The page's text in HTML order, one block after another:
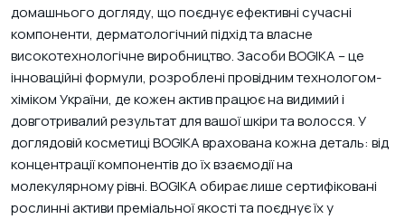
домашнього догляду, що поєднує ефективні сучасні
компоненти, дерматологічний підхід та власне
високотехнологічне виробництво. Засоби BOGIKA – це
інноваційні формули, розроблені провідним технологом-
хіміком України, де кожен актив працює на видимий і
довготривалий результат для вашої шкіри та волосся. У
доглядовій косметиці BOGIKA врахована кожна деталь: від
концентрації компонентів до їх взаємодії на
молекулярному рівні. BOGIKA обирає лише сертифіковані
рослинні активи преміальної якості та поєднує їх у
ВАШ КОШИК ПОРОЖНІЙ
Додавайте в кошик товари, які хочете придбати